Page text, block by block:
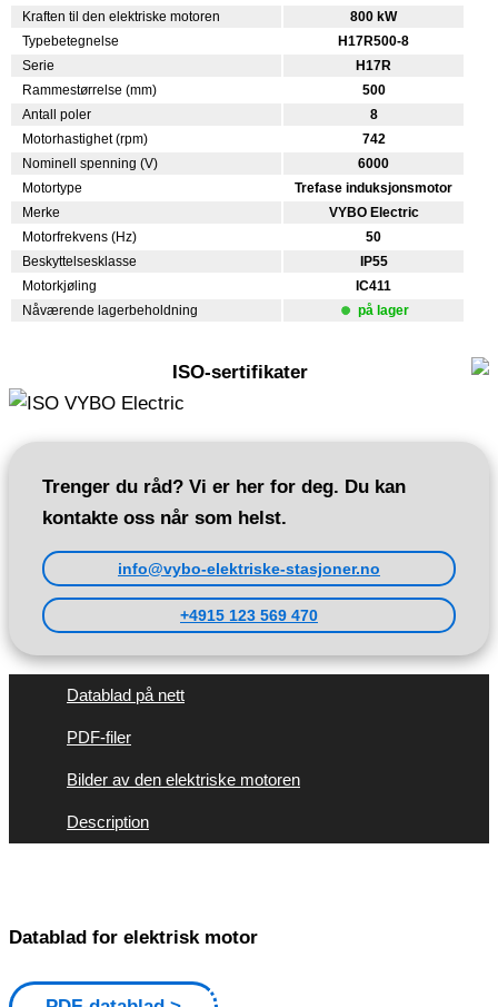
Kraften til den elektriske motoren
800 kW
Typebetegnelse
H17R500-8
Serie
H17R
Rammestørrelse (mm)
500
Antall poler
8
Motorhastighet (rpm)
742
Nominell spenning (V)
6000
Motortype
Trefase induksjonsmotor
Merke
VYBO Electric
Motorfrekvens (Hz)
50
Beskyttelsesklasse
IP55
Motorkjøling
IC411
Nåværende lagerbeholdning
på lager
ISO-sertifikater
Trenger du råd? Vi er her for deg. Du kan
kontakte oss når som helst.
info@vybo-elektriske-stasjoner.no
+4915 123 569 470
Datablad på nett
PDF-filer
Bilder av den elektriske motoren
Description
Datablad for elektrisk motor